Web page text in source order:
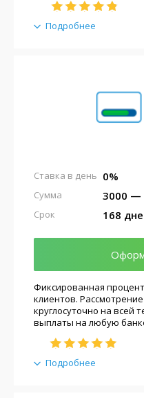
Подробнее
0%
Ставка в день
3000 —
Сумма
168
Срок
Подробнее
Фиксированная
клиентов.
круглосуточно на всей
выплаты на любую